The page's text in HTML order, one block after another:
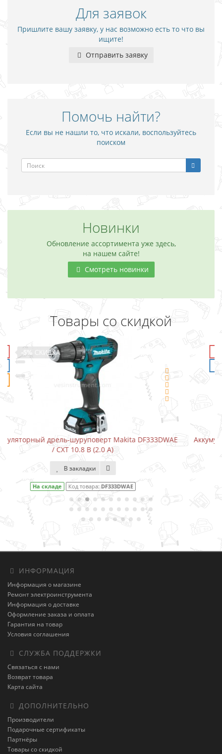
Для заявок
Пришлите вашу заявку, у нас возможно есть то что вы
ищите!
Отправить заявку
Помочь найти?
Если вы не нашли то, что искали, воспользуйтесь
поиском
Новинки
Обновление ассортимента уже здесь,
на нашем сайте!
Смотреть новинки
Товары со скидкой
-5%СКИДКА
Аккумуляторный шуруповерт-отвертка Makita
В закладки
На складе Код товара:
ИНФОРМАЦИЯ
Информация о магазине
Ремонт электроинструмента
Информация о доставке
Оформление заказа и оплата
Гарантия на товар
Условия соглашения
СЛУЖБА ПОДДЕРЖКИ
Связаться с нами
Возврат товара
Карта сайта
ДОПОЛНИТЕЛЬНО
Производители
Подарочные сертификаты
Партнёры
Товары со скидкой